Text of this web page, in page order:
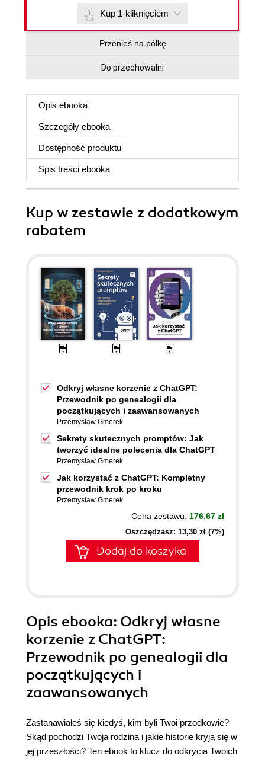
Kup 1-kliknięciem
Przenieś na półkę
Do przechowalni
Opis ebooka
Szczegóły ebooka
Dostępność produktu
Spis treści ebooka
Kup w zestawie z dodatkowym
rabatem
Odkryj własne korzenie z ChatGPT:
Przewodnik po genealogii dla
początkujących i zaawansowanych
Przemysław Gmerek
Sekrety skutecznych promptów: Jak
tworzyć idealne polecenia dla ChatGPT
Przemysław Gmerek
Jak korzystać z ChatGPT: Kompletny
przewodnik krok po kroku
Przemysław Gmerek
Cena zestawu: 176.67 zł
Oszczędzasz: 13,30 zł (7%)
Dodaj do koszyka
Opis ebooka: Odkryj własne
korzenie z ChatGPT:
Przewodnik po genealogii dla
początkujących i
zaawansowanych
Zastanawiałeś się kiedyś, kim byli Twoi przodkowie?
Skąd pochodzi Twoja rodzina i jakie historie kryją się w
jej przeszłości? Ten ebook to klucz do odkrycia Twoich